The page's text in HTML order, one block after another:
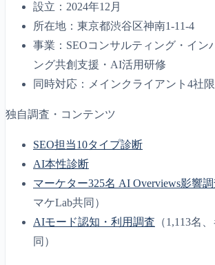
設立：2024年12月
所在地：東京都渋谷区神南1-11-4
事業：SEOコンサルティング・イン
ング共創支援・AI活用研修
同時対応：メインクライアント4社
独自調査・コンテンツ
SEO担当10タイプ診断
AI本性診断
マーケター325名 AI Overviews影響
マケLab共同）
AIモード認知・利用調査 （1,113名
同）